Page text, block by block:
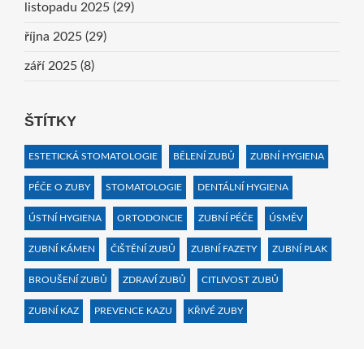
listopadu 2025 (29)
října 2025 (29)
září 2025 (8)
ŠTÍTKY
ESTETICKÁ STOMATOLOGIE BĚLENÍ ZUBŮ ZUBNÍ HYGIENA
PÉČE O ZUBY STOMATOLOGIE DENTÁLNÍ HYGIENA
ÚSTNÍ HYGIENA ORTODONCIE ZUBNÍ PÉČE ÚSMĚV
ZUBNÍ KÁMEN ČIŠTĚNÍ ZUBŮ ZUBNÍ FAZETY ZUBNÍ PLAK
BROUŠENÍ ZUBŮ ZDRAVÍ ZUBŮ CITLIVOST ZUBŮ
ZUBNÍ KAZ PREVENCE KAZU KŘIVÉ ZUBY